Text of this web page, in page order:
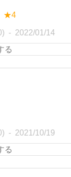
★4
2022/01/14
2021/10/19